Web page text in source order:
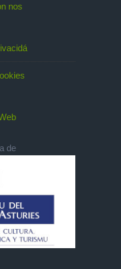
nos
de